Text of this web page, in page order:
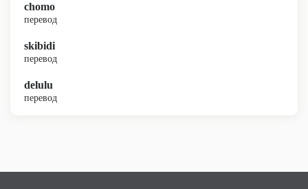
chomo
перевод
skibidi
перевод
delulu
перевод